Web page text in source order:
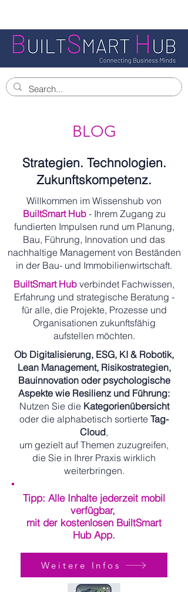
BLOG
Strategien. Technologien.
Zukunftskompetenz.
Willkommen im Wissenshub von
BuiltSmart Hub- Ihrem Zugang zu
fundierten Impulsen rund um Planung,
Bau, Führung, Innovation und das
nachhaltige Management von Beständen
in der Bau- und Immobilienwirtschaft.
BuiltSmart Hub verbindet Fachwissen,
Erfahrung und strategische Beratung -
für alle, die Projekte, Prozesse und
Organisationen zukunftsfähig
aufstellen möchten.
Ob Digitalisierung, ESG, KI & Robotik,
Lean Management, Risikostrategien,
Bauinnovation oder psychologische
Aspekte wie Resilienz und Führung:
Nutzen Sie die Kategorienübersicht
oder die alphabetisch sortierte Tag-
Cloud,
um gezielt auf Themen zuzugreifen,
die Sie in Ihrer Praxis wirklich
weiterbringen.
Tipp: Alle Inhalte jederzeit mobil
verfügbar,
mit der kostenlosen BuiltSmart
Hub App.
Weitere Infos